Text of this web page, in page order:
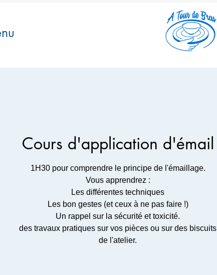
Cours d'application d'émail
1H30 pour comprendre le principe de l'émaillage.
Vous apprendrez :
Les différentes techniques
Les bon gestes (et ceux à ne pas faire !)
Un rappel sur la sécurité et toxicité.
des travaux pratiques sur vos pièces ou sur des biscuits